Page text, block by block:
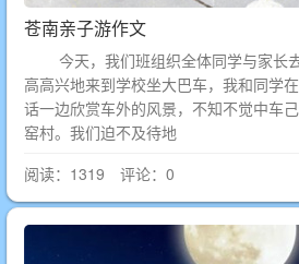
苍南亲子游作文
今天，我们班组织全体同学与家长
高高兴地来到学校坐大巴车，我和同学
话一边欣赏车外的风景，不知不觉中车
窑村。我们迫不及待地
阅读：1319 评论：0